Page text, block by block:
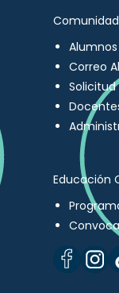
Alumnos
Correo
Solicitud
Educación